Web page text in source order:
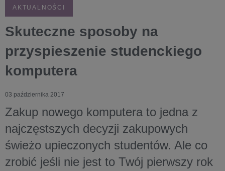
AKTUALNOŚCI
Skuteczne sposoby na
przyspieszenie studenckiego
komputera
03 października 2017
Zakup nowego komputera to jedna z
najczęstszych decyzji zakupowych
świeżo upieczonych studentów. Ale co
zrobić jeśli nie jest to Twój pierwszy rok